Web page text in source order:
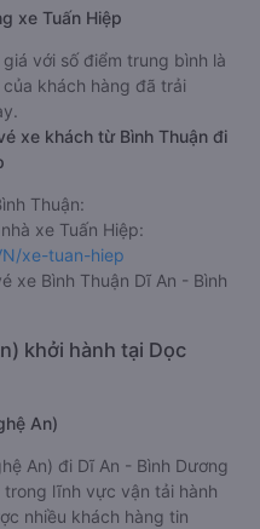
xe Tuấn Hiệp
với số điểm trung bình là
khách hàng đã trải
xe khách từ Bình Thuận đi
Thuận:
xe Tuấn Hiệp:
xe-tuan-hiep
xe Bình Thuận Dĩ An - Bình
khởi hành tại Dọc
An)
An) đi Dĩ An - Bình Dương
lĩnh vực vận tải hành
nhiều khách hàng tin